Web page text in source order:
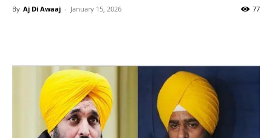
By Aj Di Awaaj - January 15, 2026 77